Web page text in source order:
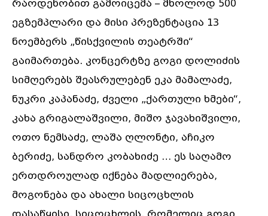
რაოდენობით გამოიცემა – მხოლოდ 500
ეგზემპლარი და მისი პრეზენტაცია 13
ნოემბერს „წისქვილის თეატრში“
გაიმართება. კონცერტზე გოგი დოლიძის
სიმღერებს შეასრულებენ ეკა მამალაძე,
ნუკრი კაპანაძე, ძველი „ქართული ხმები“,
კახა გრიგალაშვილი, მიშო ჯავახიშვილი,
ოთო ნემსაძე, ლაშა ღლონტი, აჩიკო
ბერიძე, სანდრო კობახიძე … ეს საღამო
ერთდროულად იქნება მადლიერება,
მოგონება და ახალი სიცოცხლის
დასაწყისი, სიცოცხლის, რომელიც გოგი